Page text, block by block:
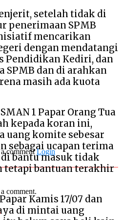
setelah tidak di
penerimaan SPMB
mencarikan
dengan mendatangi
Pendidikan Kediri, dan
dan di arahkan
masih ada kuota
1 Papar Orang Tua
kepada koran ini,
uang komite sebesar
sebagai ucapan terima
bantu masuk tidak
tetapi bantuan terakhir
Kamis 17/07 dan
di mintai uang
commentLogin
comment.